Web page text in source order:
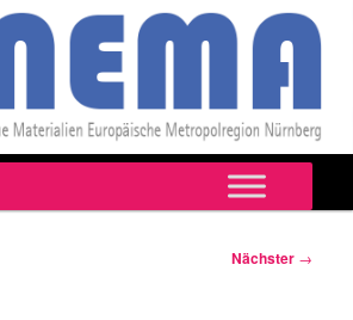
Nächster →